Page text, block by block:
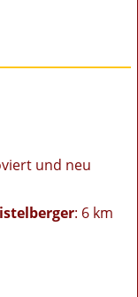
und neu
: 6 km